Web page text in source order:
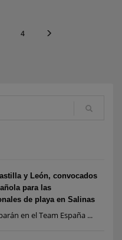
4
y León, convocados
para las
de playa en Salinas
en el Team España ...